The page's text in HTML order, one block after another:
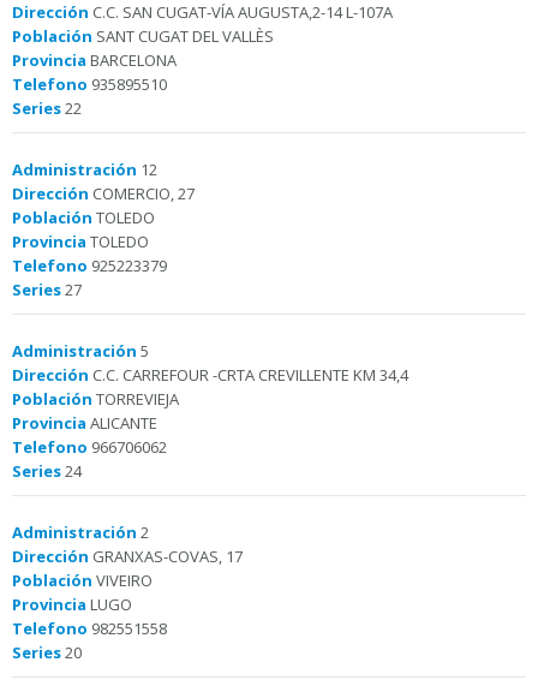
Dirección C.C. SAN CUGAT-VÍA AUGUSTA,2-14 L-107A
Población SANT CUGAT DEL VALLÈS
Provincia BARCELONA
Telefono 935895510
Series22
Administración 12
Dirección COMERCIO, 27
Población TOLEDO
Provincia TOLEDO
Telefono 925223379
Series27
Administración 5
Dirección C.C. CARREFOUR -CRTA CREVILLENTE KM 34,4
Población TORREVIEJA
Provincia ALICANTE
Telefono 966706062
Series24
Administración 2
Dirección GRANXAS-COVAS, 17
Población VIVEIRO
Provincia LUGO
Telefono 982551558
Series20